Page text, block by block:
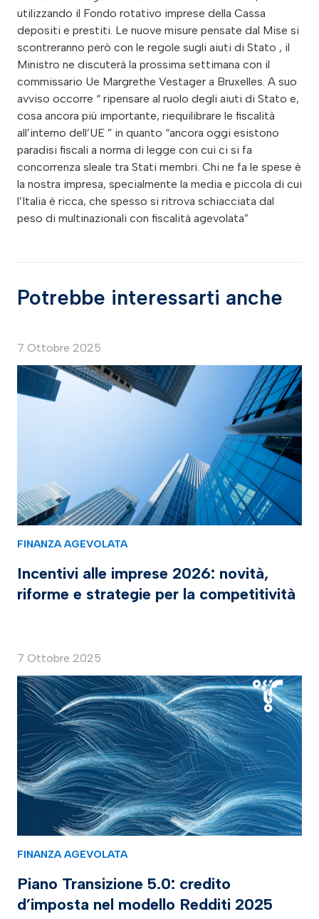
utilizzando il Fondo rotativo imprese della Cassa
depositi e prestiti. Le nuove misure pensate dal Mise si
scontreranno però con le regole sugli aiuti di Stato , il
Ministro ne discuterà la prossima settimana con il
commissario Ue Margrethe Vestager a Bruxelles. A suo
avviso occorre “ ripensare al ruolo degli aiuti di Stato e,
cosa ancora più importante, riequilibrare le fiscalità
all’interno dell’UE ” in quanto “ancora oggi esistono
paradisi fiscali a norma di legge con cui ci si fa
concorrenza sleale tra Stati membri. Chi ne fa le spese è
la nostra impresa, specialmente la media e piccola di cui
l’Italia è ricca, che spesso si ritrova schiacciata dal
peso di multinazionali con fiscalità agevolata”
Potrebbe interessarti anche
7 Ottobre 2025
FINANZA AGEVOLATA
Incentivi alle imprese 2026: novità,
riforme e strategie per la competitività
7 Ottobre 2025
FINANZA AGEVOLATA
Piano Transizione 5.0: credito
d’imposta nel modello Redditi 2025